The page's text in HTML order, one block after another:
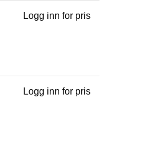
Logg inn for pris
Logg inn for pris